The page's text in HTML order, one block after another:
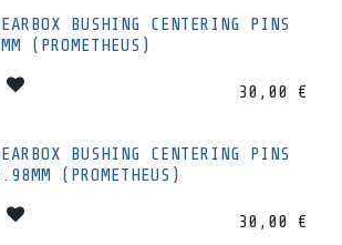
BUSHING CENTERING PINS
(PROMETHEUS)
30,00 €
BUSHING CENTERING PINS
(PROMETHEUS)
30,00 €